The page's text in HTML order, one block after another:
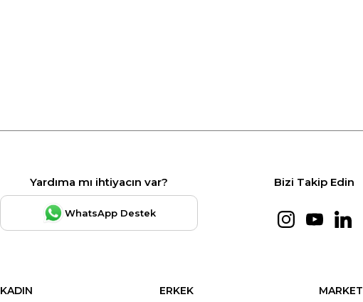
Yardıma mı ihtiyacın var?
WhatsApp Destek
Bizi Takip Edin
KADIN
ERKEK
MARKET